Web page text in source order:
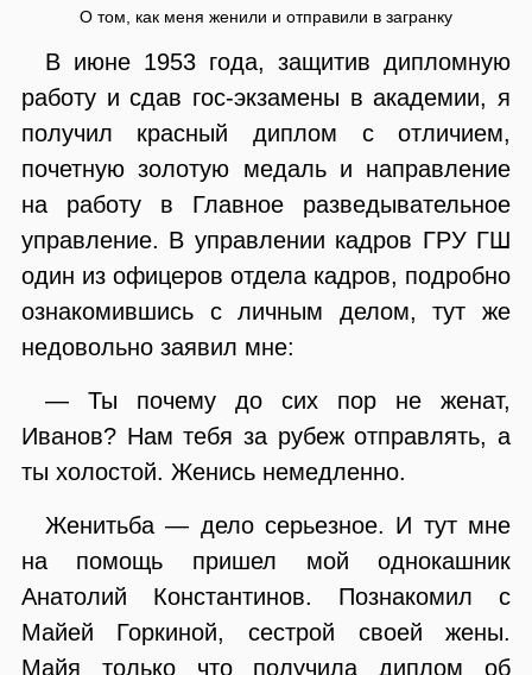
О том, как меня женили и отправили в загранку
В июне 1953 года, защитив дипломную
работу и сдав гос-экзамены в академии, я
получил красный диплом с отличием,
почетную золотую медаль и направление
на работу в Главное разведывательное
управление. В управлении кадров ГРУ ГШ
один из офицеров отдела кадров, подробно
ознакомившись с личным делом, тут же
недовольно заявил мне:
— Ты почему до сих пор не женат,
Иванов? Нам тебя за рубеж отправлять, а
ты холостой. Женись немедленно.
Женитьба — дело серьезное. И тут мне
на помощь пришел мой однокашник
Анатолий Константинов. Познакомил с
Майей Горкиной, сестрой своей жены.
Майя только что получила диплом об